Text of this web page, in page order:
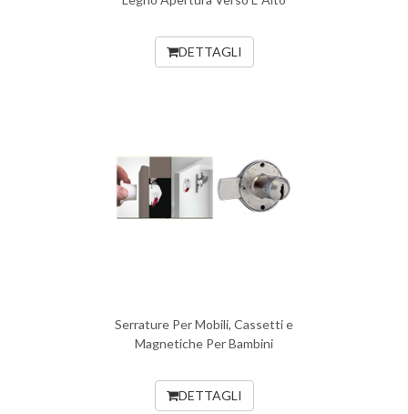
DETTAGLI
Serrature Per Mobili, Cassetti e
Magnetiche Per Bambini
DETTAGLI